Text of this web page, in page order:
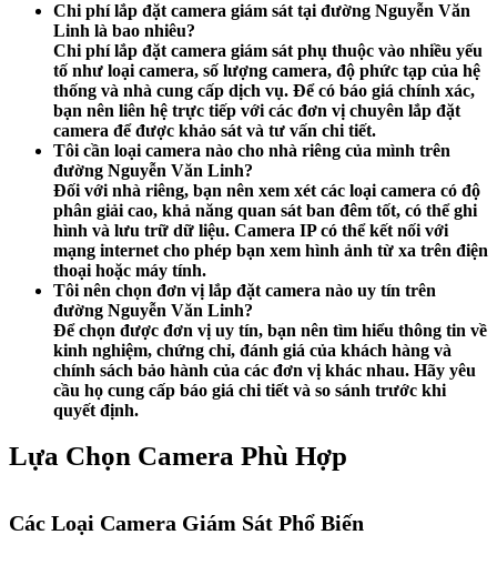
Chi phí lắp đặt camera giám sát tại đường Nguyễn Văn
Linh là bao nhiêu?
Chi phí lắp đặt camera giám sát phụ thuộc vào nhiều yếu
tố như loại camera, số lượng camera, độ phức tạp của hệ
thống và nhà cung cấp dịch vụ. Để có báo giá chính xác,
bạn nên liên hệ trực tiếp với các đơn vị chuyên lắp đặt
camera để được khảo sát và tư vấn chi tiết.
Tôi cần loại camera nào cho nhà riêng của mình trên
đường Nguyễn Văn Linh?
Đối với nhà riêng, bạn nên xem xét các loại camera có độ
phân giải cao, khả năng quan sát ban đêm tốt, có thể ghi
hình và lưu trữ dữ liệu. Camera IP có thể kết nối với
mạng internet cho phép bạn xem hình ảnh từ xa trên điện
thoại hoặc máy tính.
Tôi nên chọn đơn vị lắp đặt camera nào uy tín trên
đường Nguyễn Văn Linh?
Để chọn được đơn vị uy tín, bạn nên tìm hiểu thông tin về
kinh nghiệm, chứng chỉ, đánh giá của khách hàng và
chính sách bảo hành của các đơn vị khác nhau. Hãy yêu
cầu họ cung cấp báo giá chi tiết và so sánh trước khi
quyết định.
Lựa Chọn Camera Phù Hợp
Các Loại Camera Giám Sát Phổ Biến